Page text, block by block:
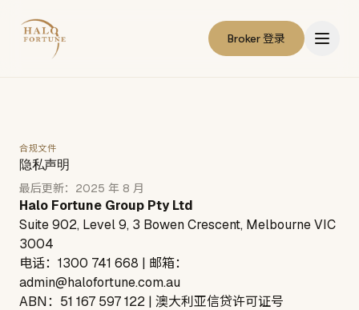
Broker 登录
合规文件
隐私声明
最后更新：2025 年 8 月
Halo Fortune Group Pty Ltd
Suite 902, Level 9, 3 Bowen Crescent, Melbourne VIC
3004
电话： 1300 741 668 | 邮箱：
admin@halofortune.com.au
ABN： 51 167 597 122 | 澳大利亚信贷许可证号